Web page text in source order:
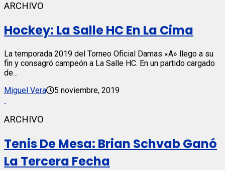
ARCHIVO
Hockey: La Salle HC En La Cima
La temporada 2019 del Torneo Oficial Damas «A» llego a su
fin y consagró campeón a La Salle HC. En un partido cargado
de...
Miguel Vera
5 noviembre, 2019
ARCHIVO
Tenis De Mesa: Brian Schvab Ganó
La Tercera Fecha